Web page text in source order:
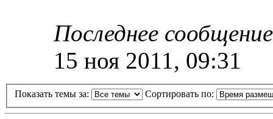
Последнее
15 ноя 2011, 09:31
Показать темы за: Сортировать по: